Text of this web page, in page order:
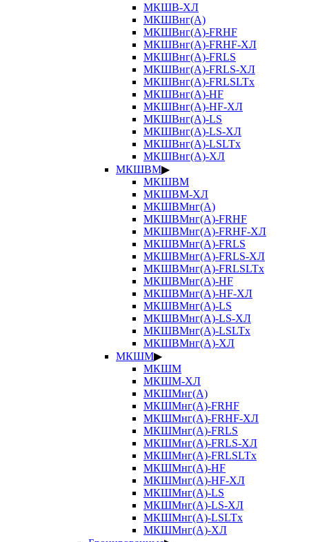
МКШВ-ХЛ
МКШВнг(А)
МКШВнг(А)-FRHF
МКШВнг(А)-FRHF-ХЛ
МКШВнг(А)-FRLS
МКШВнг(А)-FRLS-ХЛ
МКШВнг(А)-FRLSLTx
МКШВнг(А)-HF
МКШВнг(А)-HF-ХЛ
МКШВнг(А)-LS
МКШВнг(А)-LS-ХЛ
МКШВнг(А)-LSLTx
МКШВнг(А)-ХЛ
МКШВМ▶
МКШВМ
МКШВМ-ХЛ
МКШВМнг(А)
МКШВМнг(А)-FRHF
МКШВМнг(А)-FRHF-ХЛ
МКШВМнг(А)-FRLS
МКШВМнг(А)-FRLS-ХЛ
МКШВМнг(А)-FRLSLTx
МКШВМнг(А)-HF
МКШВМнг(А)-HF-ХЛ
МКШВМнг(А)-LS
МКШВМнг(А)-LS-ХЛ
МКШВМнг(А)-LSLTx
МКШВМнг(А)-ХЛ
МКШМ▶
МКШМ
МКШМ-ХЛ
МКШМнг(А)
МКШМнг(А)-FRHF
МКШМнг(А)-FRHF-ХЛ
МКШМнг(А)-FRLS
МКШМнг(А)-FRLS-ХЛ
МКШМнг(А)-FRLSLTx
МКШМнг(А)-HF
МКШМнг(А)-HF-ХЛ
МКШМнг(А)-LS
МКШМнг(А)-LS-ХЛ
МКШМнг(А)-LSLTx
МКШМнг(А)-ХЛ